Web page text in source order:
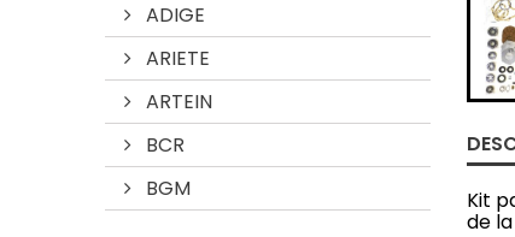
ADIGE
ARIETE
ARTEIN
BCR
BGM
Kit
de